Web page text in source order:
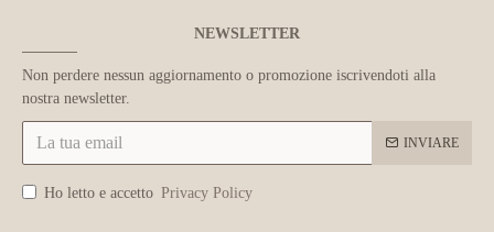
NEWSLETTER
Non perdere nessun aggiornamento o promozione iscrivendoti alla
nostra newsletter.
INVIARE
Ho letto e accetto Privacy Policy